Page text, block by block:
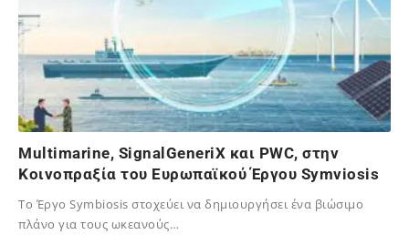
Multimarine, SignalGeneriX και PWC, στην
Κοινοπραξία του Ευρωπαϊκού Έργου Symviosis
Tο Έργο Symbiosis στοχεύει να δημιουργήσει ένα βιώσιμο
πλάνο για τους ωκεανούς…